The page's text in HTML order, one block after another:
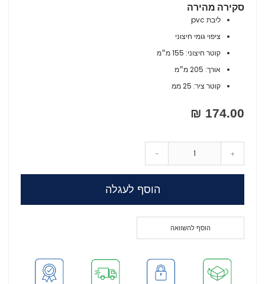
סקירה מהירה
ליבת pvc
ציפוי גומי חיצוני
קוטר חיצוני: 155 מ״מ
אורך: 205 מ״מ
קוטר ציר: 25 ממ
174.00 ₪
- +
הוסף לעגלה
הוסף להשוואה